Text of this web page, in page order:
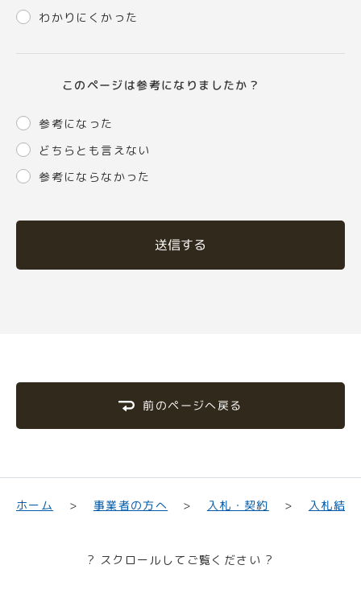
わかりにくかった
このページは参考になりましたか？
参考になった
どちらとも言えない
参考にならなかった
送信する
前のページへ戻る
ホーム 事業者の方へ 入札・契約 入札結
? スクロールしてご覧ください ?